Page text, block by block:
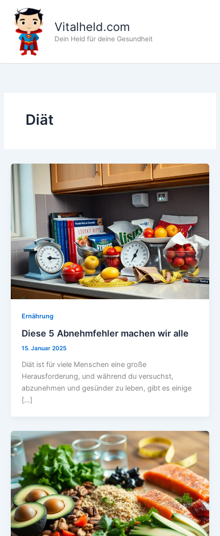
Inhalt
springen
Vitalheld.com
Dein Held für deine Gesundheit
Diät
Ernährung
Diese 5 Abnehmfehler machen wir alle
15. Januar 2025
Diät ist für viele Menschen eine große
Herausforderung, und während du versuchst,
abzunehmen und gesünder zu leben, gibt es einige
[…]